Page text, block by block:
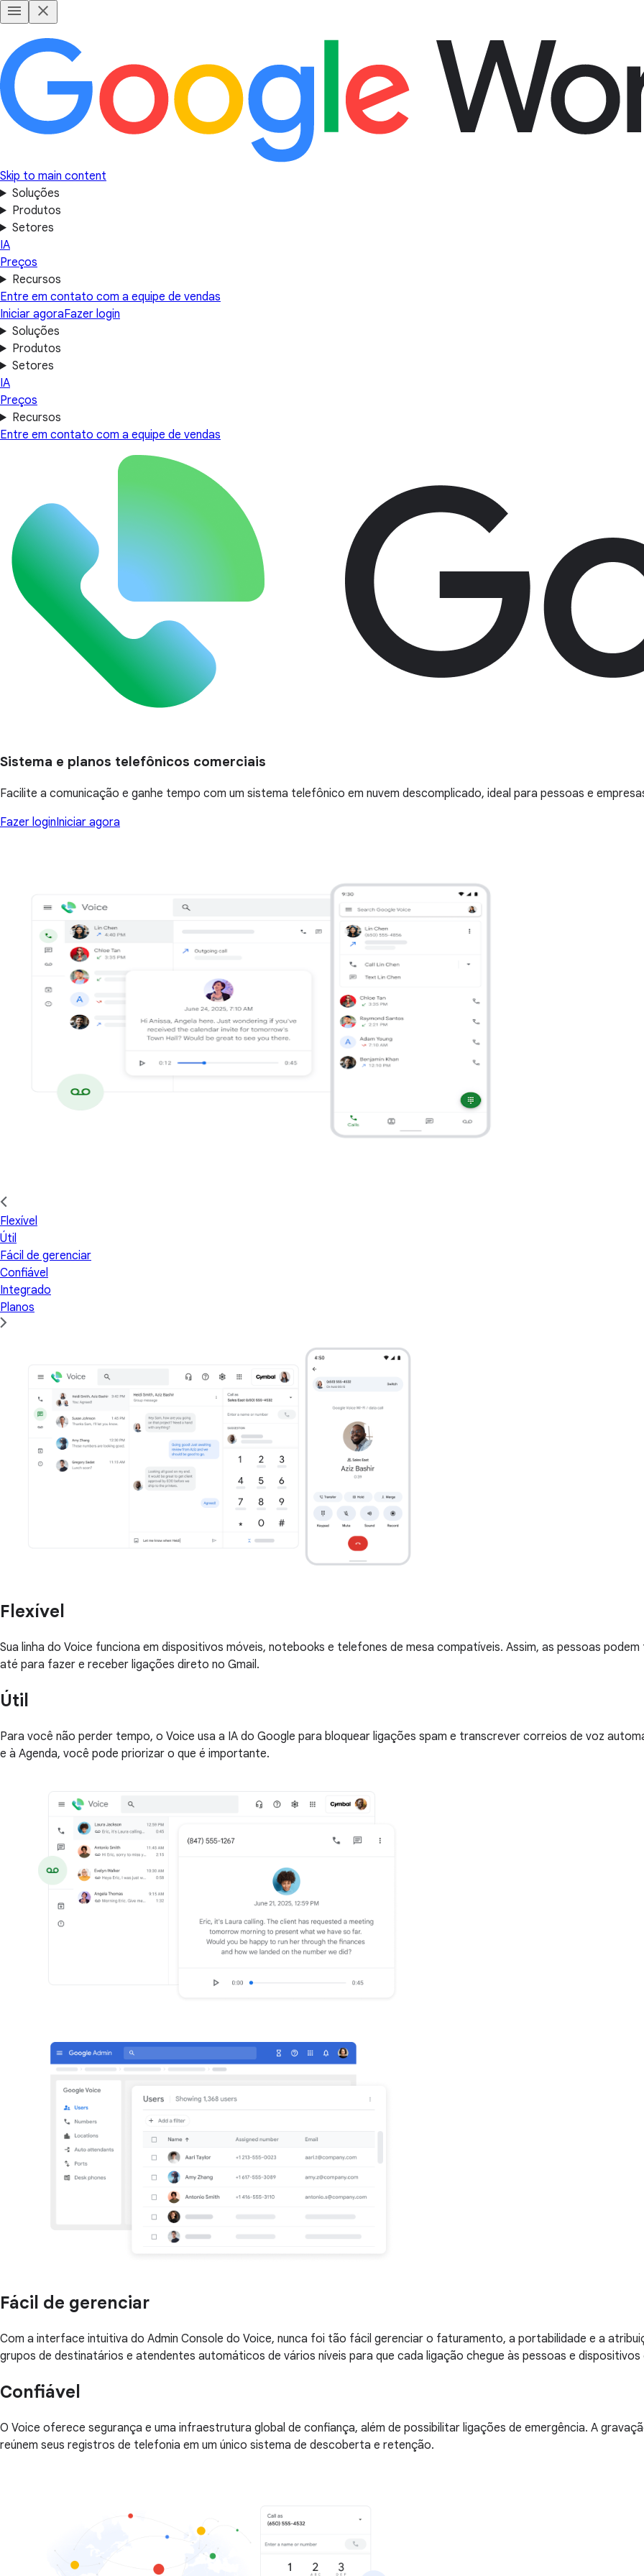
Skip to main content
Soluções
Produtos
Setores
IA
Preços
Recursos
Entre em contato com a equipe de vendas
Iniciar agoraFazer login
Soluções
Produtos
Setores
IA
Preços
Recursos
Entre em contato com a equipe de vendas
Sistema e planos telefônicos comerciais
Facilite a comunicação e ganhe tempo com um sistema telefônico em nuvem descomplicado, ideal para pessoas e
Fazer loginIniciar agora
Flexível
Útil
Fácil de gerenciar
Confiável
Integrado
Planos
Flexível
Sua linha do Voice funciona em dispositivos móveis, notebooks e telefones de mesa compatíveis. Assim, as pessoas
até para fazer e receber ligações direto no Gmail.
Útil
Para você não perder tempo, o Voice usa a IA do Google para bloquear ligações spam e transcrever correios de voz
e à Agenda, você pode priorizar o que é importante.
Fácil de gerenciar
Com a interface intuitiva do Admin Console do Voice, nunca foi tão fácil gerenciar o faturamento, a portabilidade e a
grupos de destinatários e atendentes automáticos de vários níveis para que cada ligação chegue às pessoas e
Confiável
O Voice oferece segurança e uma infraestrutura global de confiança, além de possibilitar ligações de emergência. A
reúnem seus registros de telefonia em um único sistema de descoberta e retenção.